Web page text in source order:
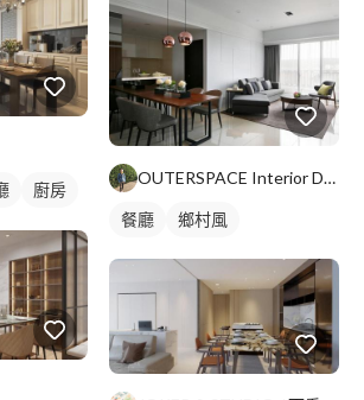
廚房
OUTERSPACE Interior Design
餐廳 鄉村風